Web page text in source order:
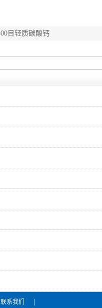
目轻质碳酸钙
联系我们